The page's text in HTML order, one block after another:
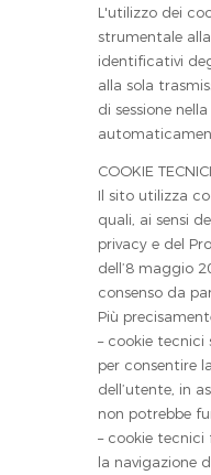
L'utilizzo dei
strumentale
identificativi
alla sola
di sessione
COOKIE TECNICI
Il sito utilizza
quali, ai sensi
privacy e del
dell’8 maggio
consenso da
Più
– cookie tecnici
per consentire
dell’utente, in
non potrebbe
– cookie tecnici
la navigazione